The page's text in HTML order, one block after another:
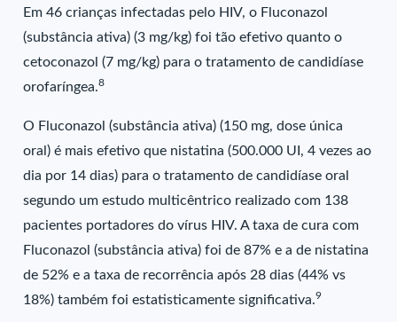
Em 46 crianças infectadas pelo HIV, o Fluconazol
(substância ativa) (3 mg/kg) foi tão efetivo quanto o
cetoconazol (7 mg/kg) para o tratamento de candidíase
orofaríngea.8
O Fluconazol (substância ativa) (150 mg, dose única
oral) é mais efetivo que nistatina (500.000 UI, 4 vezes ao
dia por 14 dias) para o tratamento de candidíase oral
segundo um estudo multicêntrico realizado com 138
pacientes portadores do vírus HIV. A taxa de cura com
Fluconazol (substância ativa) foi de 87% e a de nistatina
de 52% e a taxa de recorrência após 28 dias (44% vs
18%) também foi estatisticamente significativa.9